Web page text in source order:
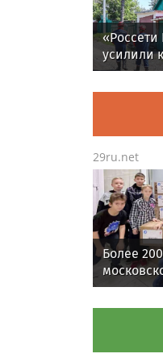
усилили
ВОЛС:
29ru.net
Более